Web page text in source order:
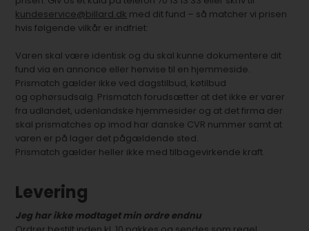
kundeservice@billard.dk med dit fund – så matcher vi prisen
hvis følgende vilkår er indfriet:
Varen skal være identisk og du skal kunne dokumentere dit
fund via en annonce eller henvise til en hjemmeside.
Prismatch gælder ikke ved dagstilbud, køtilbud
og ophørsudsalg. Prismatch forudsætter at det ikke er varer
fra udlandet, udenlandske hjemmesider og at det firma der
skal prismatches op imod har danske CVR nummer samt at
varen er på lager det pågældende sted.
Prismatch gælder heller ikke med tilbagevirkende kraft.
Levering
Jeg har ikke modtaget min ordre endnu